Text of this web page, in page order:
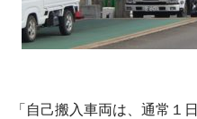
「自己搬入車両は、通常１